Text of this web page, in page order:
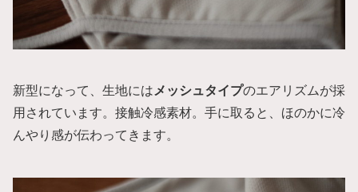
新型になって、生地には メッシュタイプのエアリズムが採
用されています。接触冷感素材。手に取ると、ほのかに冷
んやり感が伝わってきます。